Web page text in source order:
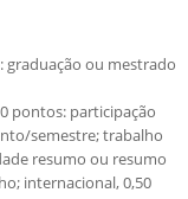
graduação ou mestrado
pontos: participação
semestre; trabalho
resumo ou resumo
internacional, 0,50